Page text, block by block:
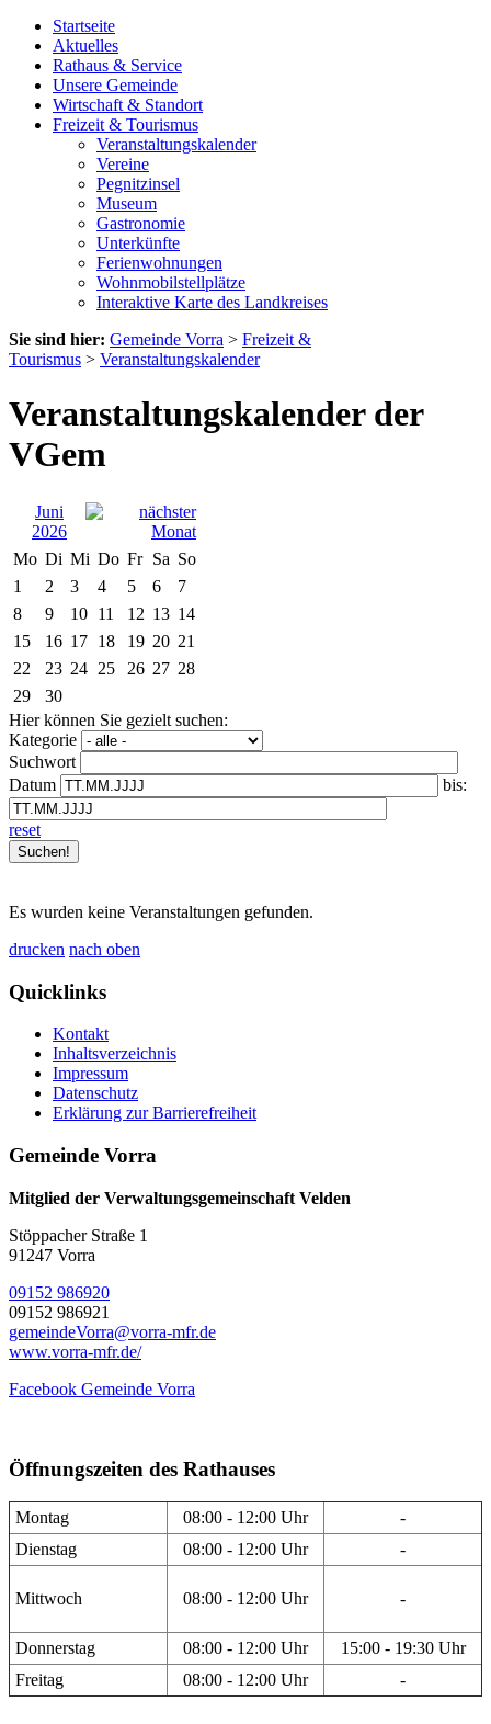
Startseite
Aktuelles
Rathaus & Service
Unsere Gemeinde
Wirtschaft & Standort
Freizeit & Tourismus
Veranstaltungskalender
Vereine
Pegnitzinsel
Museum
Gastronomie
Unterkünfte
Ferienwohnungen
Wohnmobilstellplätze
Interaktive Karte des Landkreises
Sie sind hier: Gemeinde Vorra > Freizeit &
Tourismus > Veranstaltungskalender
Veranstaltungskalender der
VGem
Juni
2026
Mo Di Mi Do Fr Sa So
1
2 3 4 5 6
7
8
9 10 11 12 13 14
15
16 17 18 19 20 21
22
23 24 25 26 27 28
29
30
Hier können Sie gezielt suchen:
Kategorie
Suchwort
Datum
bis:
reset
Es wurden keine Veranstaltungen gefunden.
drucken nach oben
Quicklinks
Kontakt
Inhaltsverzeichnis
Impressum
Datenschutz
Erklärung zur Barrierefreiheit
Gemeinde Vorra
Mitglied der Verwaltungsgemeinschaft Velden
Stöppacher Straße 1
91247 Vorra
09152 986920
09152 986921
gemeindeVorra@vorra-mfr.de
www.vorra-mfr.de/
Facebook Gemeinde Vorra
Öffnungszeiten des Rathauses
Montag 08:00 - 12:00 Uhr
-
Dienstag
08:00 - 12:00 Uhr -
Mittwoch 08:00 - 12:00 Uhr -
Donnerstag 08:00 - 12:00 Uhr
15:00 - 19:30 Uhr
Freitag
08:00 - 12:00 Uhr -